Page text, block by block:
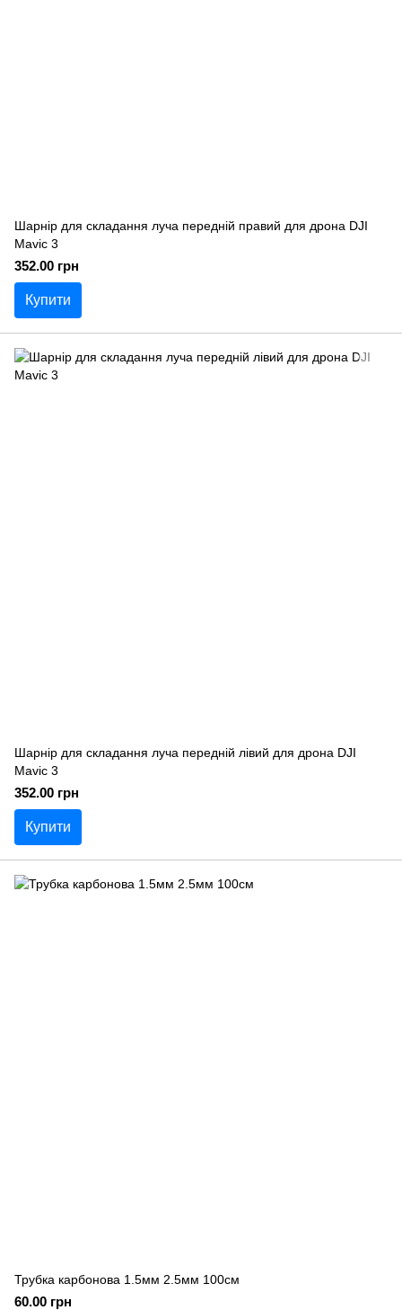
Шарнір для складання луча передній правий для дрона DJI
Mavic 3
352.00 грн
Купити
Шарнір для складання луча передній лівий для дрона DJI
Mavic 3
352.00 грн
Купити
Трубка карбонова 1.5мм 2.5мм 100см
60.00 грн